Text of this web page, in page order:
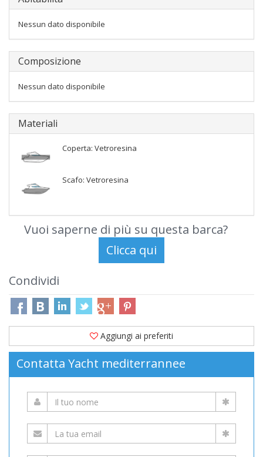
Nessun dato disponibile
Composizione
Nessun dato disponibile
Materiali
Coperta: Vetroresina
Scafo: Vetroresina
Vuoi saperne di più su questa barca?
Condividi
Aggiungi ai preferiti
Contatta Yacht mediterrannee